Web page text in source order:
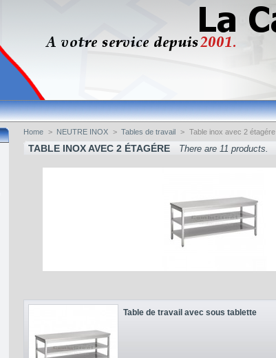
Home > NEUTRE INOX > Tables de travail > Table inox avec 2 étagére
TABLE INOX AVEC 2 ÉTAGÉRE There are 11 products.
Table de travail avec sous tablette